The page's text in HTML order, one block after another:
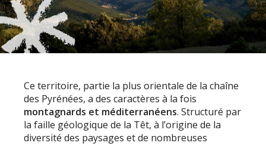
Ce territoire, partie la plus orientale de la chaîne
des Pyrénées, a des caractères à la fois
montagnards et méditerranéens. Structuré par
la faille géologique de la Têt, à l’origine de la
diversité des paysages et de nombreuses